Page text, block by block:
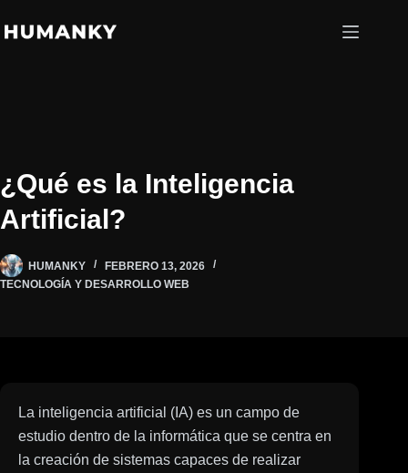
al
¿Qué es la Inteligencia
Artificial?
HUMANKY
FEBRERO 13, 2026
TECNOLOGÍA Y DESARROLLO WEB
La inteligencia artificial (IA) es un campo de
estudio dentro de la informática que se centra en
la creación de sistemas capaces de realizar